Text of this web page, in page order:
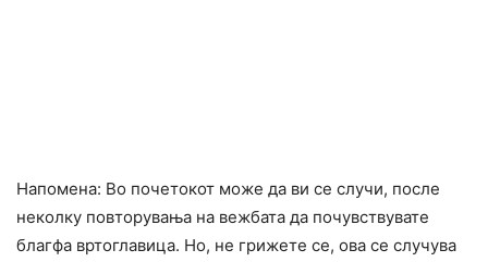
Напомена: Во почетокот може да ви се случи, после
неколку повторувања на вежбата да почувствувате
благфа вртоглавица. Но, не грижете се, ова се случува